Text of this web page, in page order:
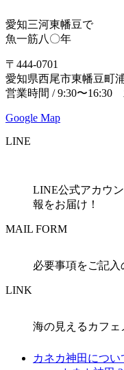
愛知三河東幡豆で
魚一筋八〇年
〒444-0701
愛知県西尾市東幡豆町
営業時間 / 9:30〜16:30
Google Map
LINE
LINE公式アカウ
報をお届け！
MAIL FORM
必要事項をご記入
LINK
海の見えるカフェ
カネカ神田につい